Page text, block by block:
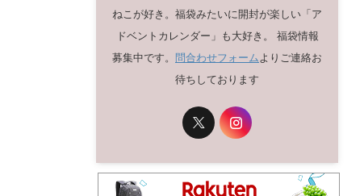
ねこが好き。福袋みたいに開封が楽しい「ア
ドベントカレンダー」も大好き。 福袋情報
募集中です。 問合わせフォームよりご連絡お
待ちしております